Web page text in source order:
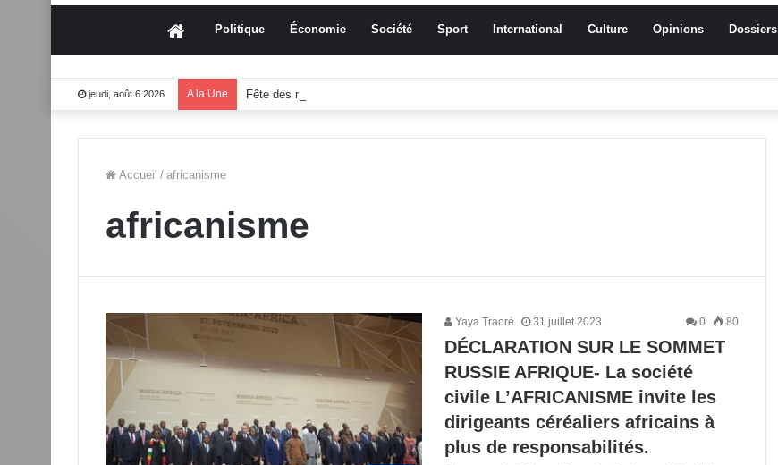
AccueilPolitique Économie Société Sport International Culture Opinions Dossiers
jeudi, août 6 2026 A la Une Fête des mères 2026:Moussa Traoré Koudougou rend hommage aux femmes de Morondo
Accueil / africanisme
africanisme
Yaya Traoré 31 juillet 2023 0 80
DÉCLARATION SUR LE SOMMET
RUSSIE AFRIQUE- La société
civile L’AFRICANISME invite les
dirigeants céréaliers africains à
plus de responsabilités.